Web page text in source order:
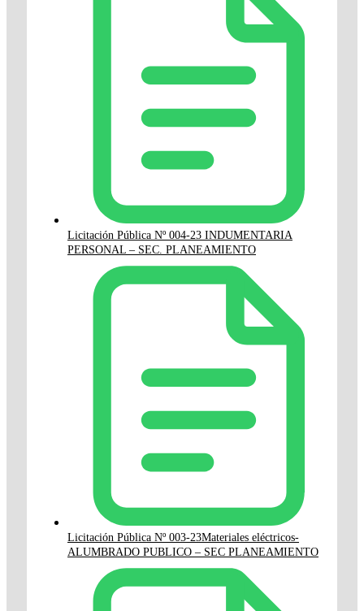
Licitación Pública Nº 004-23 INDUMENTARIA
PERSONAL – SEC. PLANEAMIENTO
Licitación Pública Nº 003-23Materiales eléctricos-
ALUMBRADO PUBLICO – SEC PLANEAMIENTO